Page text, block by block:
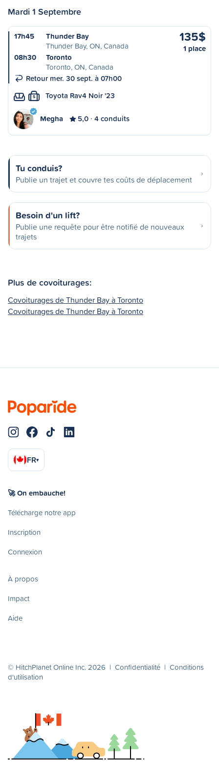
Mardi 1 Septembre
17h45
Thunder Bay
Thunder Bay, ON, Canada
08h30
Toronto
Toronto, ON, Canada
Retour mer. 30 sept. à 07h00
135$
1 place
S Toyota Rav4 Noir '23
Megha 5,0 4 conduits
Tu conduis?
Publie un trajet et couvre tes coûts de déplacement
Besoin d'un lift?
Publie une requête pour être notifié de nouveaux
trajets
Plus de covoiturages:
Covoiturages de Thunder Bay à Toronto
Covoiturages de Thunder Bay à Toronto
FR▾
🚀 On embauche!
Télécharge notre app
Inscription
Connexion
À propos
Impact
Aide
© HitchPlanet Online Inc. 2026 | Confidentialité | Conditions
d'utilisation